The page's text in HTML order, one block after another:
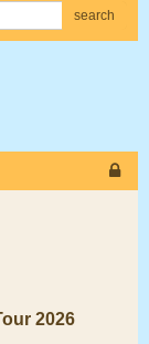
search
2026